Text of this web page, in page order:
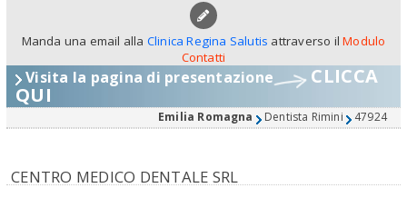
Manda una email alla Clinica Regina Salutis attraverso ilModulo
Contatti
Visita la pagina di presentazione CLICCA
QUI
Emilia Romagna Dentista Rimini 47924
CENTRO MEDICO DENTALE SRL